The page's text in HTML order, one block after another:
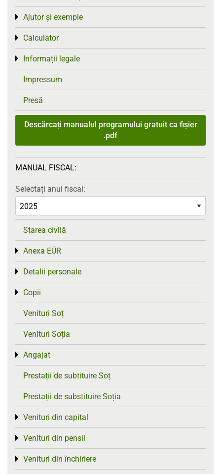
Ajutor și exemple
Toggle menu
Calculator
Toggle menu
Informații legale
Toggle menu
Impressum
Presă
Descărcați manualul programului gratuit ca fișier
.pdf
MANUAL FISCAL:
Selectați anul fiscal:
Starea civilă
Anexa EÜR
Toggle menu
Detalii personale
Toggle menu
Copii
Toggle menu
Venituri Soț
Venituri Soția
Angajat
Toggle menu
Prestații de subtituire Soț
Prestații de substituire Soția
Venituri din capital
Toggle menu
Venituri din pensii
Toggle menu
Venituri din închiriere
Toggle menu